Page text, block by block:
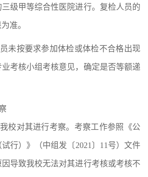
级甲等综合性医院进行。复检人员的
准。
未按要求参加体检或体检不合格出现
考核小组考核意见，确定是否等额递
校对其进行考察。考察工作参照《公
行）》（中组发〔 2021 〕 11 号）文件
导致我校无法对其进行考核或考核不